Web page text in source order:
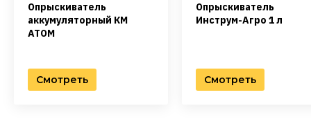
Опрыскиватель
аккумуляторный КМ
АТОМ
Смотреть
Опрыскиватель
Инструм-Агро 1 л
Смотреть